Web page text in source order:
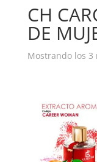
CH
DE
Mostrando los 3